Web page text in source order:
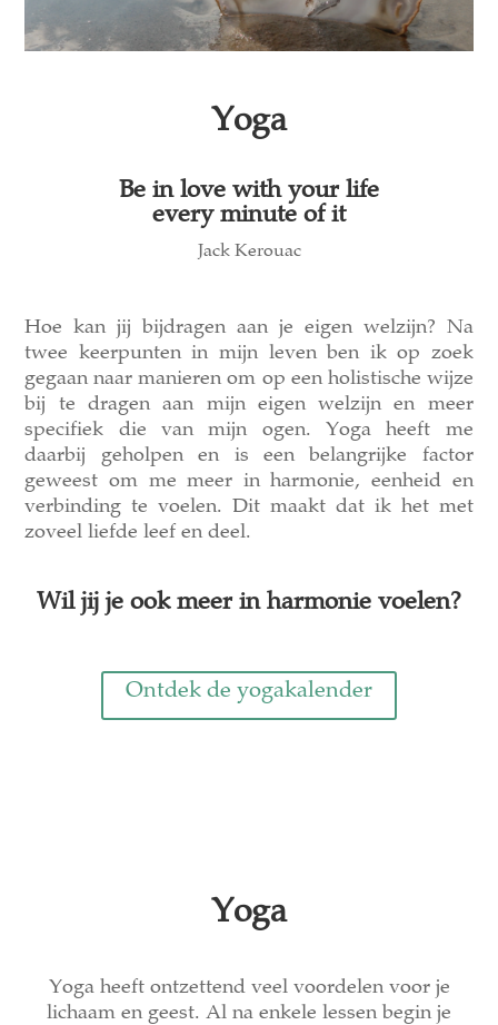
Yoga
Be in love with your life
every minute of it
Jack Kerouac
Hoe kan jij bijdragen aan je eigen welzijn? Na
twee keerpunten in mijn leven ben ik op zoek
gegaan naar manieren om op een holistische wijze
bij te dragen aan mijn eigen welzijn en meer
specifiek die van mijn ogen. Yoga heeft me
daarbij geholpen en is een belangrijke factor
geweest om me meer in harmonie, eenheid en
verbinding te voelen. Dit maakt dat ik het met
zoveel liefde leef en deel.
Wil jij je ook meer in harmonie voelen?
Ontdek de yogakalender
Yoga
Yoga heeft ontzettend veel voordelen voor je
lichaam en geest. Al na enkele lessen begin je